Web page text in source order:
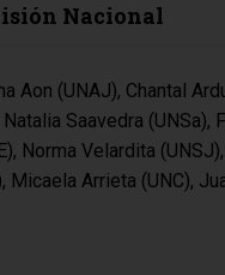
Nacional
Aon (UNAJ), Chantal
Saavedra (UNSa),
Norma Velardita
Micaela Arrieta (UNC),